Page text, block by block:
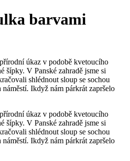
barvami
úkaz v podobě kvetoucího
šípky. V Panské zahradě jsme si
shlédnout sloup se sochou
Ikdyž nám párkrát zapršelo
úkaz v podobě kvetoucího
šípky. V Panské zahradě jsme si
shlédnout sloup se sochou
Ikdyž nám párkrát zapršelo